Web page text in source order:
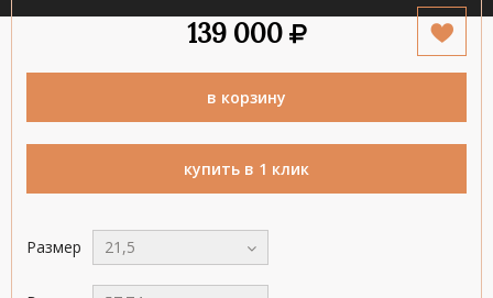
139 000
в корзину
купить в 1 клик
Размер 21,5